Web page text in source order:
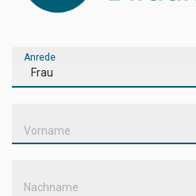
Frau
Anrede
Vorname
Nachname